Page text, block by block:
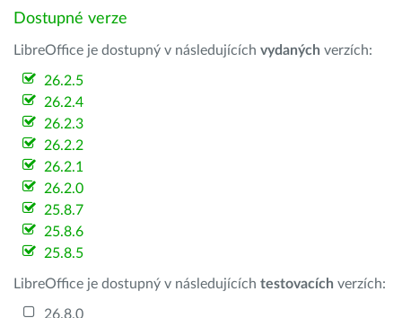
Dostupné verze
LibreOffice je dostupný v následujících vydaných verzích:
26.2.5
26.2.4
26.2.3
26.2.2
26.2.1
26.2.0
25.8.7
25.8.6
25.8.5
LibreOffice je dostupný v následujících testovacích verzích:
26.8.0